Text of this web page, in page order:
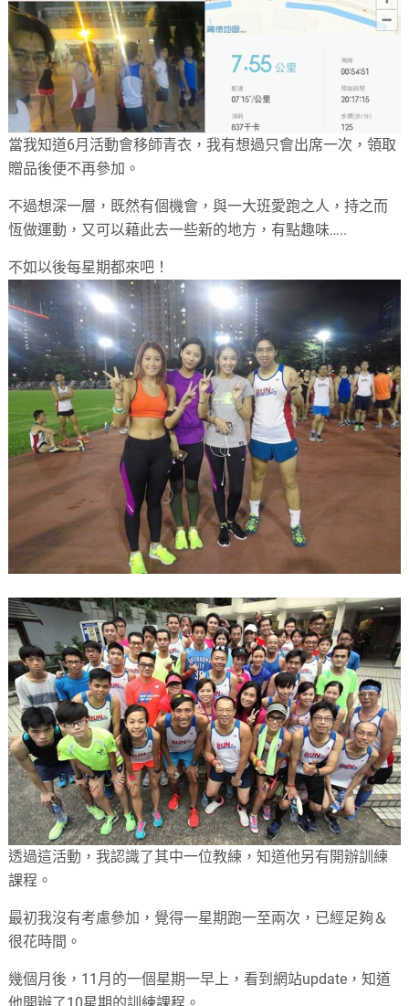
當我知道6月活動會移師青衣，我有想過只會出席一次，領取
贈品後便不再參加。
不過想深一層，既然有個機會，與一大班愛跑之人，持之而
恆做運動，又可以藉此去一些新的地方，有點趣味…..
不如以後每星期都來吧！
透過這活動，我認識了其中一位教練，知道他另有開辦訓練
課程。
最初我沒有考慮參加，覺得一星期跑一至兩次，已經足夠＆
很花時間。
幾個月後，11月的一個星期一早上，看到網站update，知道